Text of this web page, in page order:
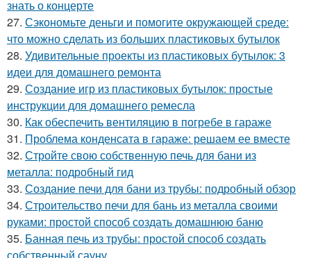
знать о концерте
27. Сэкономьте деньги и помогите окружающей среде:
что можно сделать из больших пластиковых бутылок
28. Удивительные проекты из пластиковых бутылок: 3
идеи для домашнего ремонта
29. Создание игр из пластиковых бутылок: простые
инструкции для домашнего ремесла
30. Как обеспечить вентиляцию в погребе в гараже
31. Проблема конденсата в гараже: решаем ее вместе
32. Стройте свою собственную печь для бани из
металла: подробный гид
33. Создание печи для бани из трубы: подробный обзор
34. Строительство печи для бань из металла своими
руками: простой способ создать домашнюю баню
35. Банная печь из трубы: простой способ создать